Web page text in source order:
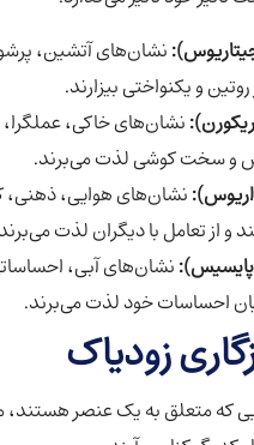
نشان‌های آتشین،
و یکنواختی بیزارند.
نشان‌های خاکی، عملگرا،
و سخت کوشی لذت می‌برند.
نشان‌های هوایی، ذهنی،
از تعامل با دیگران لذت
پایسیس):نشان‌های آبی،
احساسات خود لذت می‌برند.
زودیاک
که متعلق به یک عنصر هستند،